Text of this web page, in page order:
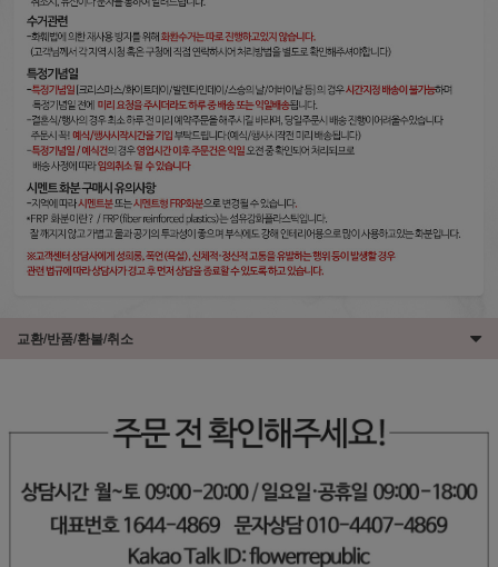
교환/반품/환불/취소